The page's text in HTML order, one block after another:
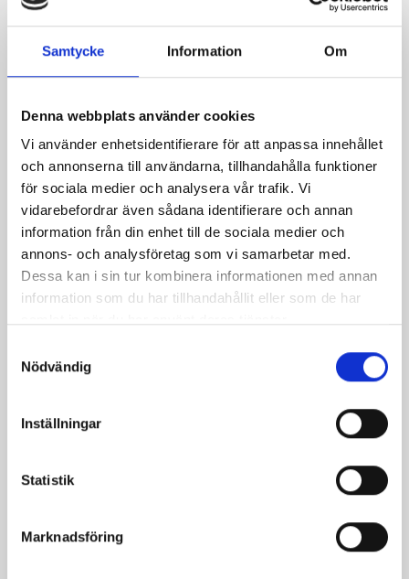
Samtycke Information Om
Denna webbplats använder cookies
Vi använder enhetsidentifierare för att anpassa innehållet
och annonserna till användarna, tillhandahålla funktioner
för sociala medier och analysera vår trafik. Vi
vidarebefordrar även sådana identifierare och annan
information från din enhet till de sociala medier och
annons- och analysföretag som vi samarbetar med.
Dessa kan i sin tur kombinera informationen med annan
information som du har tillhandahållit eller som de har
Nödvändig
Inställningar
Statistik
Marknadsföring
1,5% laktosfri 3dl
Jordgubbsfil 2,7%
1000g
Skogsbärsfil 2,7%